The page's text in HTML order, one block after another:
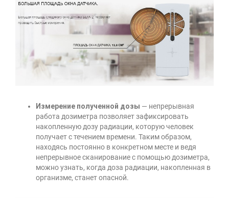
Измерение полученной дозы — непрерывная
работа дозиметра позволяет зафиксировать
накопленную дозу радиации, которую человек
получает с течением времени. Таким образом,
находясь постоянно в конкретном месте и ведя
непрерывное сканирование с помощью дозиметра,
можно узнать, когда доза радиации, накопленная в
организме, станет опасной.